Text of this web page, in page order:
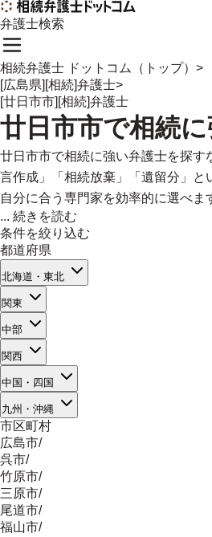
弁護士検索
相続弁護士 ドットコム（トップ） >
[広島県][相続]弁護士>
[廿日市市][相続]弁護士
廿日市市で相続
廿日市市で相続に強い弁護士を探
言作成」「相続放棄」「遺留分」と
自分に合う専門家を効率的に選べま
... 続きを読む
条件を絞り込む
都道府県
北海道・東北
関東
中部
関西
中国・四国
九州・沖縄
市区町村
広島市/
呉市/
竹原市/
三原市/
尾道市/
福山市/